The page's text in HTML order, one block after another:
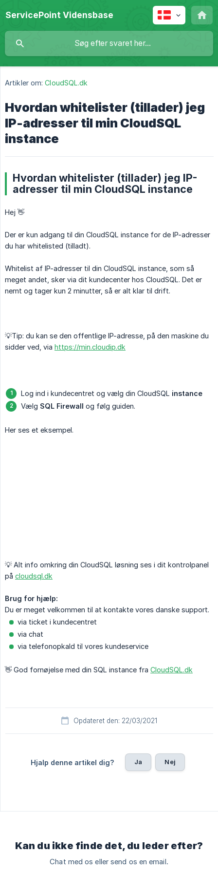
ServicePoint Vidensbase
Artikler om: CloudSQL.dk
Hvordan whitelister (tillader) jeg
IP-adresser til min CloudSQL
instance
Hvordan whitelister (tillader) jeg IP-
adresser til min CloudSQL instance
Hej 👋
Der er kun adgang til din CloudSQL instance for de IP-adresser
du har whitelisted (tilladt).
Whitelist af IP-adresser til din CloudSQL instance, som så
meget andet, sker via dit kundecenter hos CloudSQL. Det er
nemt og tager kun 2 minutter, så er alt klar til drift.
💡️Tip: du kan se den offentlige IP-adresse, på den maskine du
sidder ved, via https://min.cloudip.dk
Log ind i kundecentret og vælg din CloudSQL instance
Vælg SQL Firewall og følg guiden.
Her ses et eksempel.
💡 Alt info omkring din CloudSQL løsning ses i dit kontrolpanel
på cloudsql.dk
Brug for hjælp:
Du er meget velkommen til at kontakte vores danske support.
via ticket i kundecentret
via chat
via telefonopkald til vores kundeservice
👋️ God fornøjelse med din SQL instance fra CloudSQL.dk
Opdateret den: 22/03/2021
Hjalp denne artikel dig? Ja Nej
Kan du ikke finde det, du leder efter?
Chat med os eller send os en email.